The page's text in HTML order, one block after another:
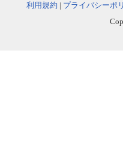
利用規約 | プライバシーポ